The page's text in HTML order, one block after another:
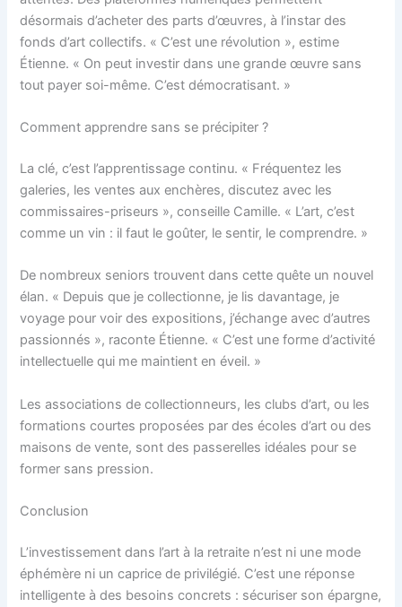
désormais d’acheter des parts d’œuvres, à l’instar des
fonds d’art collectifs. « C’est une révolution », estime
Étienne. « On peut investir dans une grande œuvre sans
tout payer soi-même. C’est démocratisant. »
Comment apprendre sans se précipiter ?
La clé, c’est l’apprentissage continu. « Fréquentez les
galeries, les ventes aux enchères, discutez avec les
commissaires-priseurs », conseille Camille. « L’art, c’est
comme un vin : il faut le goûter, le sentir, le comprendre. »
De nombreux seniors trouvent dans cette quête un nouvel
élan. « Depuis que je collectionne, je lis davantage, je
voyage pour voir des expositions, j’échange avec d’autres
passionnés », raconte Étienne. « C’est une forme d’activité
intellectuelle qui me maintient en éveil. »
Les associations de collectionneurs, les clubs d’art, ou les
formations courtes proposées par des écoles d’art ou des
maisons de vente, sont des passerelles idéales pour se
former sans pression.
Conclusion
L’investissement dans l’art à la retraite n’est ni une mode
éphémère ni un caprice de privilégié. C’est une réponse
intelligente à des besoins concrets : sécuriser son épargne,